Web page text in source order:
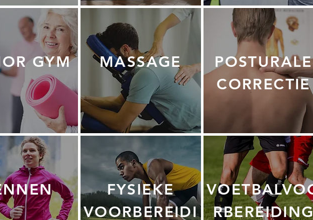
GYM MASSAGE
FYSIEKE
VOORBEREIDI
POSTURALE
CORRECTIE